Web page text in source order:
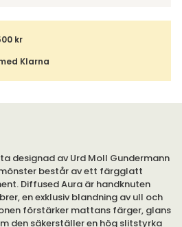
kr
Klarna
designad av Urd Moll Gundermann
består av ett färgglatt
Diffused Aura är handknuten
en exklusiv blandning av ull och
förstärker mattans färger, glans
den säkerställer en hög slitstyrka